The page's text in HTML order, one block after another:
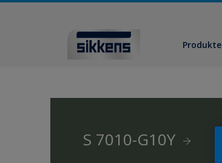
Produkte
S 7010-G10Y